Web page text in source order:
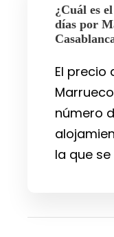
¿Cuál es
días por
El precio
número
la que